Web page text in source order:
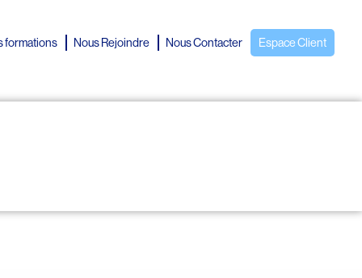
formations Nous Rejoindre Nous Contacter Espace Client